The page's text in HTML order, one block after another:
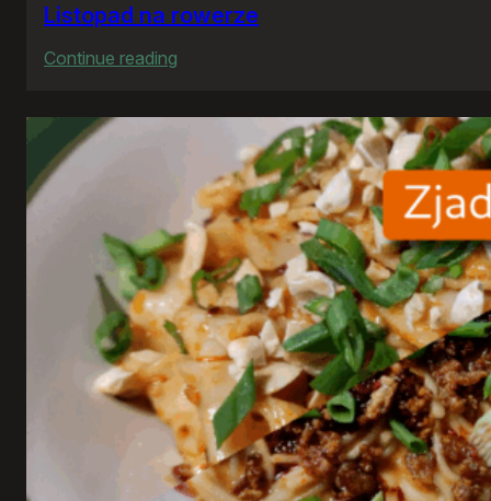
Listopad na rowerze
Continue reading
na
rowerze